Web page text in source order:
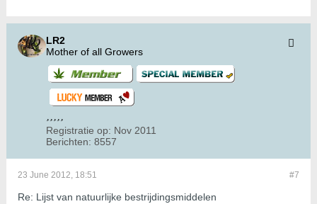
LR2
Mother of all Growers
Registratie op: Nov 2011
Berichten: 8557
#7
23 June 2012, 18:51
Re: Lijst van natuurlijke bestrijdingsmiddelen